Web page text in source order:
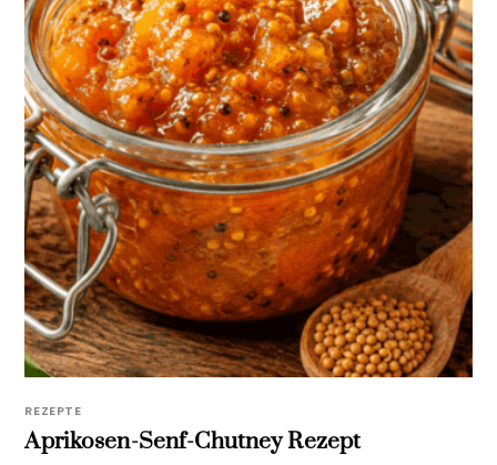
REZEPTE
Aprikosen-Senf-Chutney Rezept